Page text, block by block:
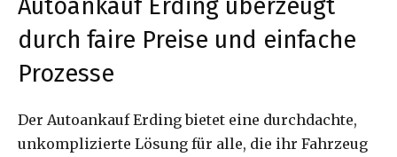
Autoankauf Erding überzeugt
durch faire Preise und einfache
Prozesse
Der Autoankauf Erding bietet eine durchdachte,
unkomplizierte Lösung für alle, die ihr Fahrzeug